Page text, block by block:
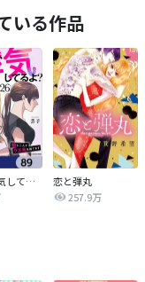
いる作品
パパ、浮気してるよ？娘と二人でクズ夫を捨てます【分冊版】
恋と弾丸
257.9万